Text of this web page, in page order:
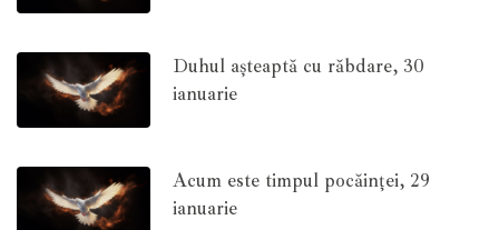
Duhul așteaptă cu răbdare, 30
ianuarie
Acum este timpul pocăinței, 29
ianuarie